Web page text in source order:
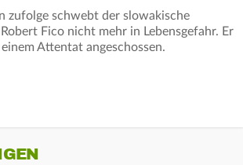
zufolge schwebt der slowakische
Fico nicht mehr in Lebensgefahr. Er
Attentat angeschossen.